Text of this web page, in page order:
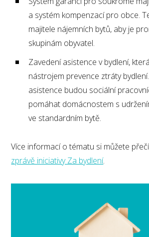
a systém kompenzací pro obce.
majitele nájemních bytů, aby je
skupinám obyvatel.
Zavedení asistence v bydlení,
nástrojem prevence ztráty
asistence budou sociální
pomáhat domácnostem s
ve standardním bytě.
Více informací o tématu si můžete
zprávě iniciativy Za bydlení.